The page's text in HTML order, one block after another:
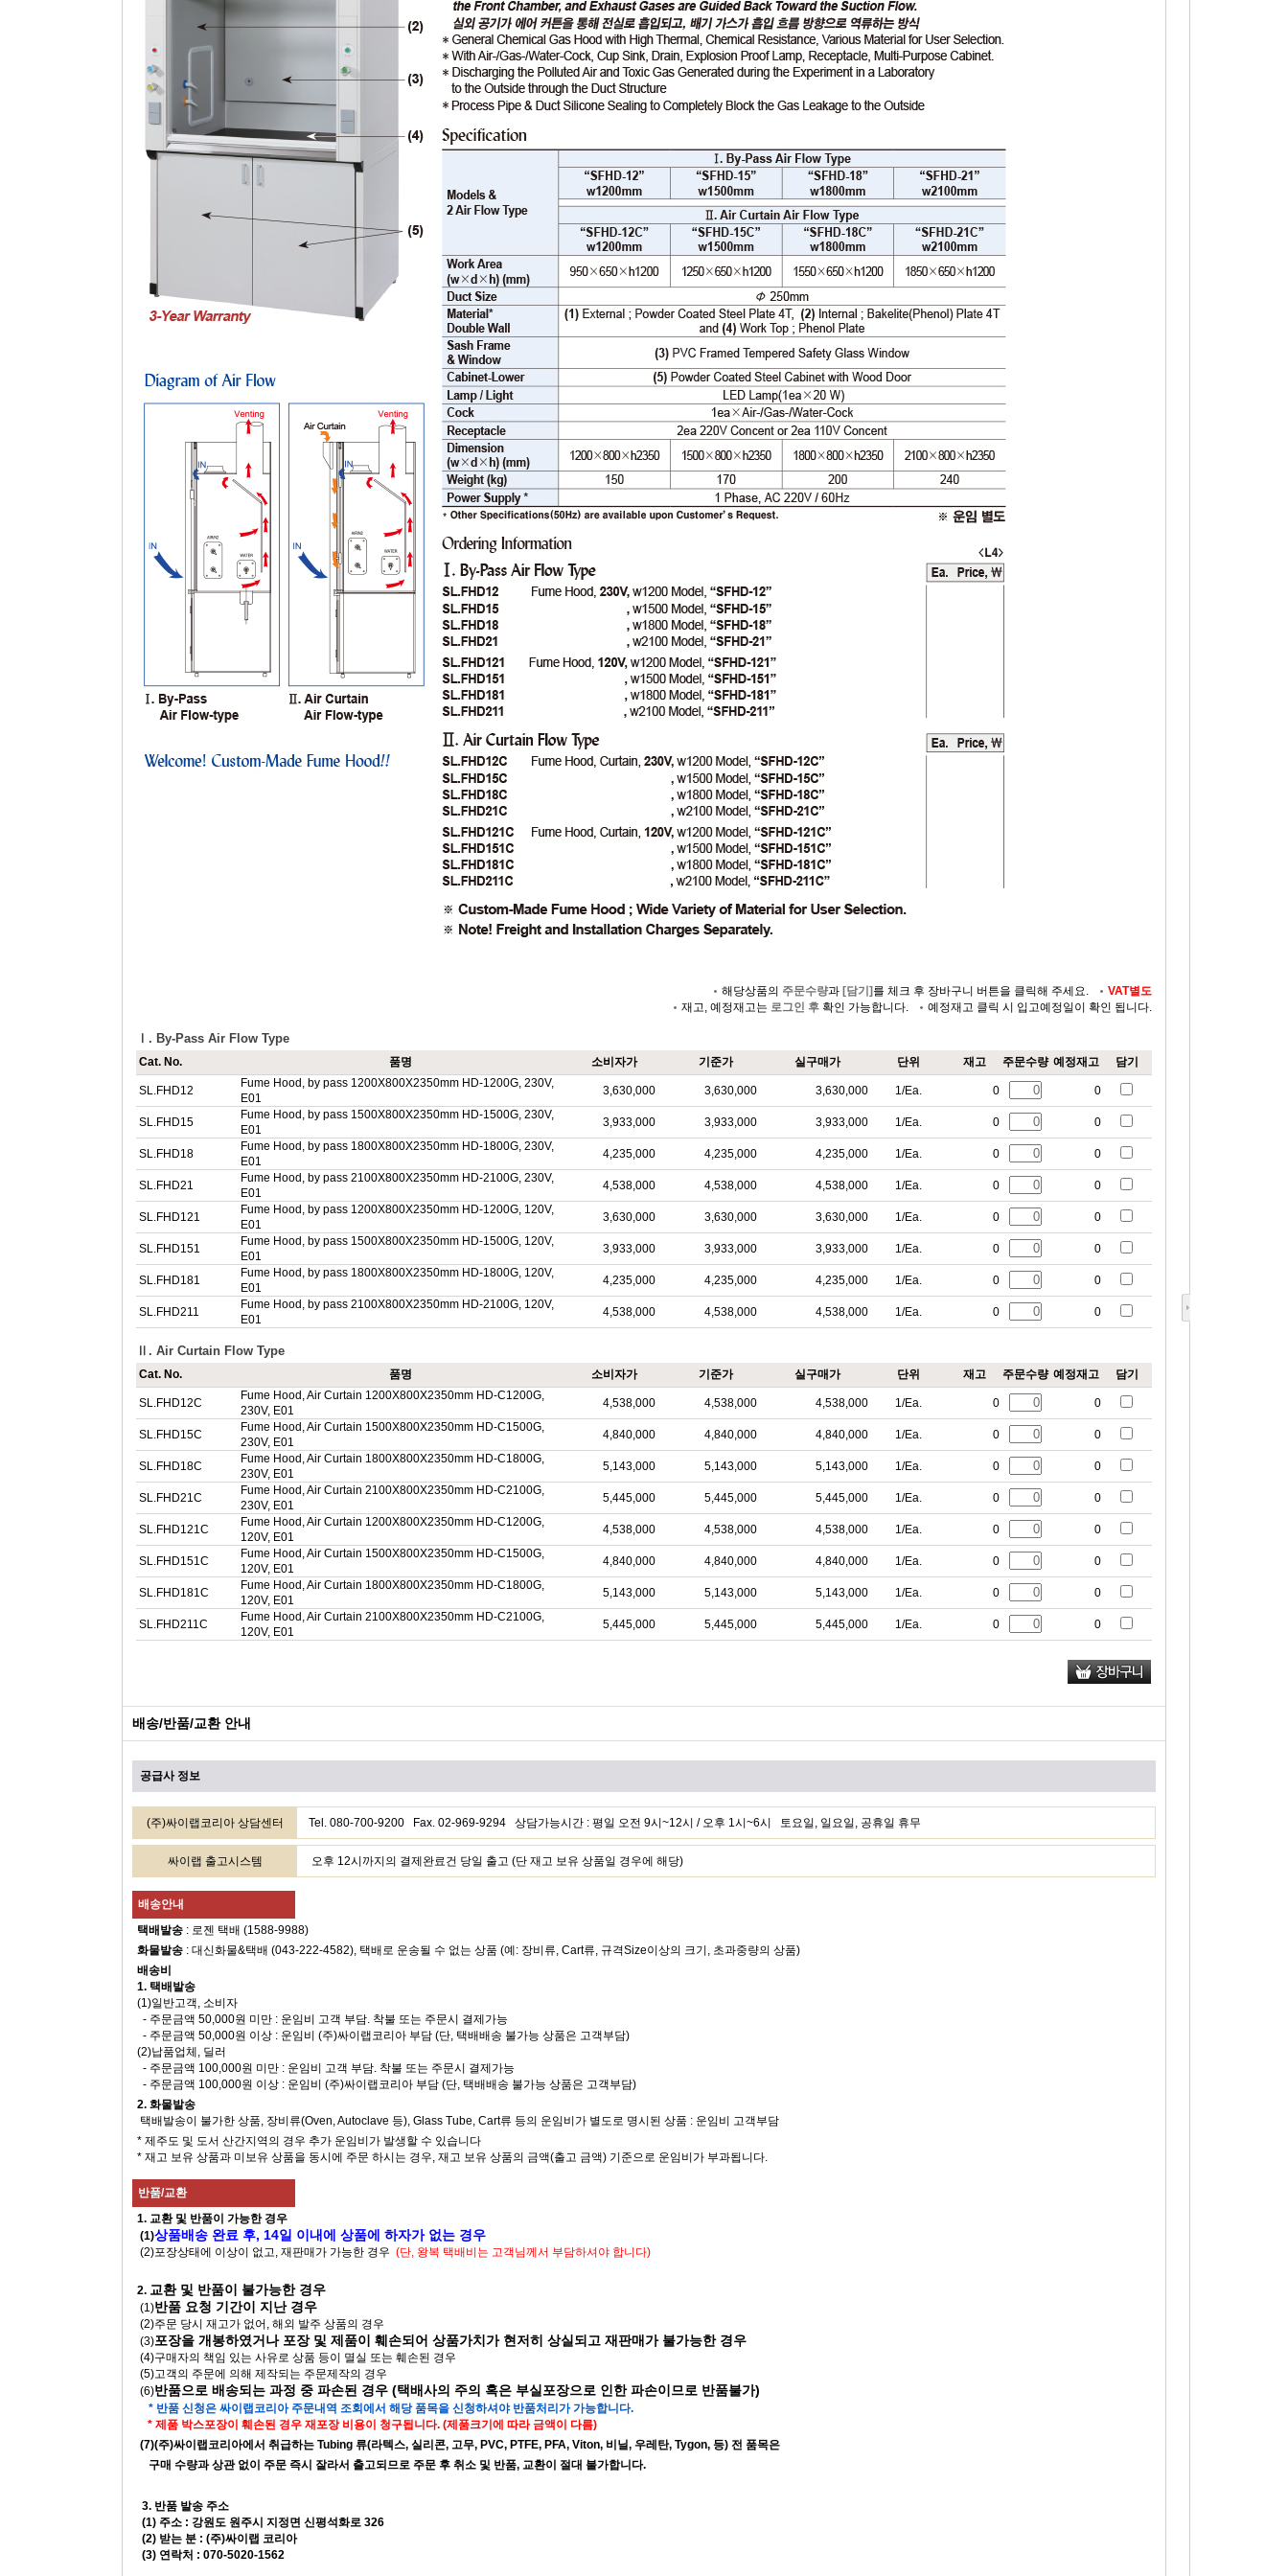
해당상품의 주문수량과 [담기] 를 체크 후 장바구니 버튼을 클릭해 주세요.
VAT별도
재고, 예정재고는 로그인 후 확인 가능합니다. 예정재고 클릭 시 입고예정일이 확인 됩니다.
Ⅰ. By-Pass Air Flow Type
Cat. No. 품명 소비자가 기준가 실구매가 단위 재고 주문수량 예정재고 담기
SL.FHD12
Fume Hood, by pass 1200X800X2350mm HD-1200G, 230V,
E01
3,630,000 3,630,000 3,630,000 1/Ea. 0 0
SL.FHD15
Fume Hood, by pass 1500X800X2350mm HD-1500G, 230V,
E01
3,933,000 3,933,000 3,933,000 1/Ea. 0 0
SL.FHD18
Fume Hood, by pass 1800X800X2350mm HD-1800G, 230V,
E01
4,235,000 4,235,000 4,235,000 1/Ea. 0 0
SL.FHD21
Fume Hood, by pass 2100X800X2350mm HD-2100G, 230V,
E01
4,538,000 4,538,000 4,538,000 1/Ea. 0 0
SL.FHD121
Fume Hood, by pass 1200X800X2350mm HD-1200G, 120V,
E01
3,630,000 3,630,000 3,630,000 1/Ea. 0 0
SL.FHD151
Fume Hood, by pass 1500X800X2350mm HD-1500G, 120V,
E01
3,933,000 3,933,000 3,933,000 1/Ea. 0 0
SL.FHD181
Fume Hood, by pass 1800X800X2350mm HD-1800G, 120V,
E01
4,235,000 4,235,000 4,235,000 1/Ea. 0 0
SL.FHD211
Fume Hood, by pass 2100X800X2350mm HD-2100G, 120V,
E01
4,538,000 4,538,000 4,538,000 1/Ea. 0 0
Ⅱ. Air Curtain Flow Type
Cat. No. 품명 소비자가 기준가 실구매가 단위 재고 주문수량 예정재고 담기
SL.FHD12C
Fume Hood, Air Curtain 1200X800X2350mm HD-C1200G,
230V, E01
4,538,000 4,538,000 4,538,000 1/Ea. 0 0
SL.FHD15C
Fume Hood, Air Curtain 1500X800X2350mm HD-C1500G,
230V, E01
4,840,000 4,840,000 4,840,000 1/Ea. 0 0
SL.FHD18C
Fume Hood, Air Curtain 1800X800X2350mm HD-C1800G,
230V, E01
5,143,000 5,143,000 5,143,000 1/Ea. 0 0
SL.FHD21C
Fume Hood, Air Curtain 2100X800X2350mm HD-C2100G,
230V, E01
5,445,000 5,445,000 5,445,000 1/Ea. 0 0
SL.FHD121C
Fume Hood, Air Curtain 1200X800X2350mm HD-C1200G,
120V, E01
4,538,000 4,538,000 4,538,000 1/Ea. 0 0
SL.FHD151C
Fume Hood, Air Curtain 1500X800X2350mm HD-C1500G,
120V, E01
4,840,000 4,840,000 4,840,000 1/Ea. 0 0
SL.FHD181C
Fume Hood, Air Curtain 1800X800X2350mm HD-C1800G,
120V, E01
5,143,000 5,143,000 5,143,000 1/Ea. 0 0
SL.FHD211C
Fume Hood, Air Curtain 2100X800X2350mm HD-C2100G,
120V, E01
5,445,000 5,445,000 5,445,000 1/Ea. 0 0
배송/반품/교환 안내
공급사 정보
(주)싸이랩코리아 상담센터 Tel. 080-700-9200 Fax. 02-969-9294 상담가능시간 : 평일 오전 9시~12시 / 오후 1시~6시 토요일, 일요일, 공휴일 휴무
싸이랩 출고시스템 오후 12시까지의 결제완료건 당일 출고 (단 재고 보유 상품일 경우에 해당)
배송안내
택배발송 : 로젠 택배 (1588-9988)
화물발송 : 대신화물&택배 (043-222-4582), 택배로 운송될 수 없는 상품 (예: 장비류, Cart류, 규격Size이상의 크기, 초과중량의 상품)
배송비
1. 택배발송
(1)일반고객, 소비자
- 주문금액 50,000원 미만 : 운임비 고객 부담. 착불 또는 주문시 결제가능
- 주문금액 50,000원 이상 : 운임비 (주)싸이랩코리아 부담 (단, 택배배송 불가능 상품은 고객부담)
(2)납품업체, 딜러
- 주문금액 100,000원 미만 : 운임비 고객 부담. 착불 또는 주문시 결제가능
- 주문금액 100,000원 이상 : 운임비 (주)싸이랩코리아 부담 (단, 택배배송 불가능 상품은 고객부담)
2. 화물발송
택배발송이 불가한 상품, 장비류(Oven, Autoclave 등), Glass Tube, Cart류 등의 운임비가 별도로 명시된 상품 : 운임비 고객부담
* 제주도 및 도서 산간지역의 경우 추가 운임비가 발생할 수 있습니다
* 재고 보유 상품과 미보유 상품을 동시에 주문 하시는 경우, 재고 보유 상품의 금액(출고 금액) 기준으로 운임비가 부과됩니다.
반품/교환
1. 교환 및 반품이 가능한 경우
(1)상품배송 완료 후, 14일 이내에 상품에 하자가 없는 경우
(2)포장상태에 이상이 없고, 재판매가 가능한 경우 (단, 왕복 택배비는 고객님께서 부담하셔야 합니다)
2. 교환 및 반품이 불가능한 경우
(1)반품 요청 기간이 지난 경우
(2)주문 당시 재고가 없어, 해외 발주 상품의 경우
(3)포장을 개봉하였거나 포장 및 제품이 훼손되어 상품가치가 현저히 상실되고 재판매가 불가능한 경우
(4)구매자의 책임 있는 사유로 상품 등이 멸실 또는 훼손된 경우
(5)고객의 주문에 의해 제작되는 주문제작의 경우
(6)반품으로 배송되는 과정 중 파손된 경우 (택배사의 주의 혹은 부실포장으로 인한 파손이므로 반품불가)
* 반품 신청은 싸이랩코리아 주문내역 조회에서 해당 품목을 신청하셔야 반품처리가 가능합니다.
* 제품 박스포장이 훼손된 경우 재포장 비용이 청구됩니다. (제품크기에 따라 금액이 다름)
(7)(주)싸이랩코리아에서 취급하는 Tubing 류(라텍스, 실리콘, 고무, PVC, PTFE, PFA, Viton, 비닐, 우레탄, Tygon, 등) 전 품목은
구매 수량과 상관 없이 주문 즉시 잘라서 출고되므로 주문 후 취소 및 반품, 교환이 절대 불가합니다.
3. 반품 발송 주소
(1) 주소 : 강원도 원주시 지정면 신평석화로 326
(2) 받는 분 : (주)싸이랩 코리아
(3) 연락처 : 070-5020-1562